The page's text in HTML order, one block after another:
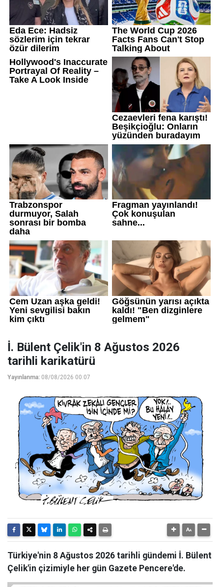
İ. Bülent Çelik'in 8 Ağustos 2026
tarihli karikatürü
Yayınlanma: 08/08/2026 00:07
Türkiye'nin 8 Ağustos 2026 tarihli gündemi İ. Bülent
Çelik'in çizimiyle her gün Gazete Pencere'de.